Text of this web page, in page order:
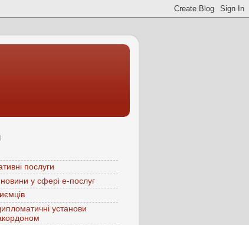
послуги
новини у сфері е-послуг
установи